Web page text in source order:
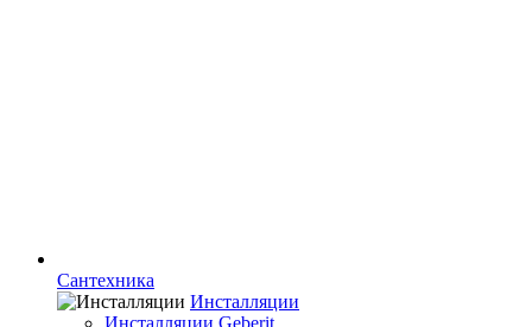
Сантехника
Инсталляции
Инсталляции Geberit